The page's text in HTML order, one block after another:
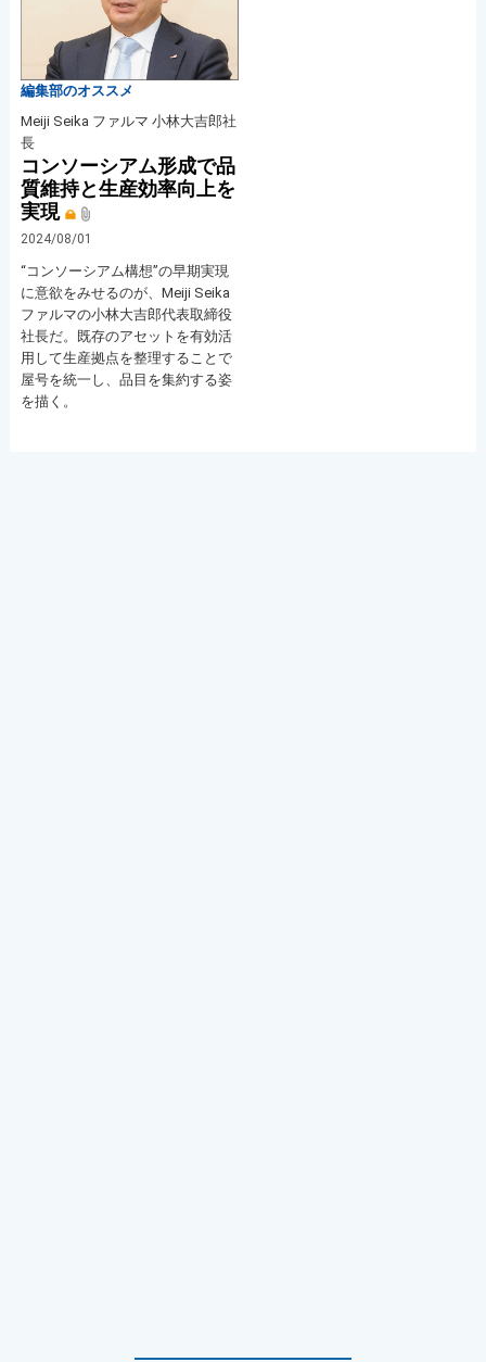
編集部のオススメ
Meiji Seika ファルマ 小林大吉郎社
長
コンソーシアム形成で品
質維持と生産効率向上を
実現
2024/08/01
“コンソーシアム構想”の早期実現
に意欲をみせるのが、Meiji Seika
ファルマの小林大吉郎代表取締役
社長だ。既存のアセットを有効活
用して生産拠点を整理することで
屋号を統一し、品目を集約する姿
を描く。